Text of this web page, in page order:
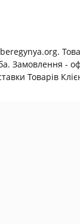
Замовлення -
Товарів